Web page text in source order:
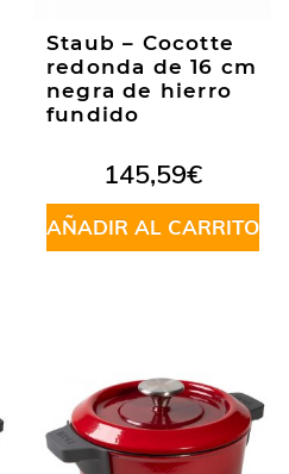
Staub – Cocotte
redonda de 16 cm
negra de hierro
fundido
145,59€
AÑADIR AL CARRITO